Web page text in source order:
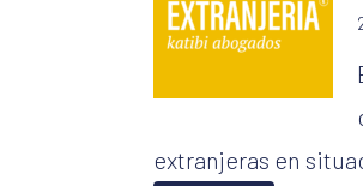
extranjeras en